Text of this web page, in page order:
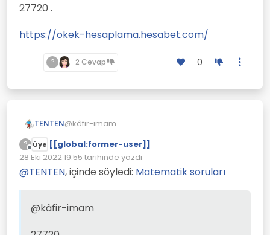
27720 .
https://okek-hesaplama.hesabet.com/
? 2 Cevap 0
TENTEN@kâfir-imam
27720 .
https://okek-hesaplama.hesabet.com/
?
Çevrimdışı
Üye [[global:former-user]]
28 Eki 2022 19:55 tarihinde yazdı
Son düzenleyen:
@TENTEN, içinde söyledi: Matematik soruları
@kâfir-imam